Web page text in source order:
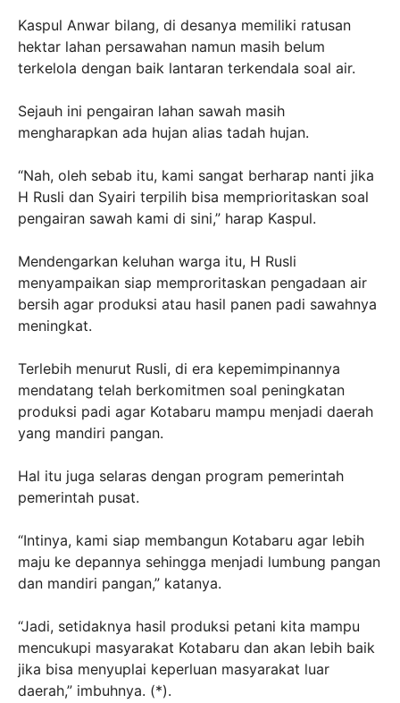
Kaspul Anwar bilang, di desanya memiliki ratusan
hektar lahan persawahan namun masih belum
terkelola dengan baik lantaran terkendala soal air.
Sejauh ini pengairan lahan sawah masih
mengharapkan ada hujan alias tadah hujan.
“Nah, oleh sebab itu, kami sangat berharap nanti jika
H Rusli dan Syairi terpilih bisa memprioritaskan soal
pengairan sawah kami di sini,” harap Kaspul.
Mendengarkan keluhan warga itu, H Rusli
menyampaikan siap memproritaskan pengadaan air
bersih agar produksi atau hasil panen padi sawahnya
meningkat.
Terlebih menurut Rusli, di era kepemimpinannya
mendatang telah berkomitmen soal peningkatan
produksi padi agar Kotabaru mampu menjadi daerah
yang mandiri pangan.
Hal itu juga selaras dengan program pemerintah
pemerintah pusat.
“Intinya, kami siap membangun Kotabaru agar lebih
maju ke depannya sehingga menjadi lumbung pangan
dan mandiri pangan,” katanya.
“Jadi, setidaknya hasil produksi petani kita mampu
mencukupi masyarakat Kotabaru dan akan lebih baik
jika bisa menyuplai keperluan masyarakat luar
daerah,” imbuhnya. (*).